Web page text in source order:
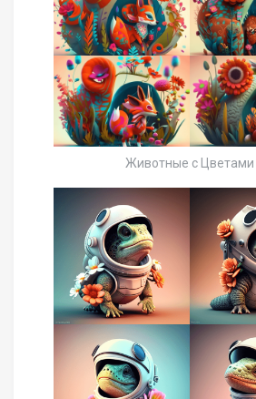
Животные с Цветами